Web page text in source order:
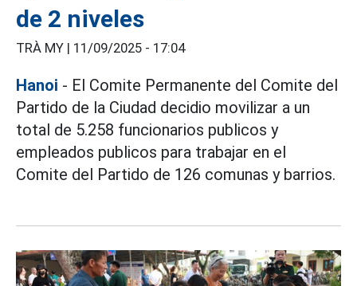
de 2 niveles
TRÀ MY | 11/09/2025 - 17:04
Hanoi - El Comite Permanente del Comite del
Partido de la Ciudad decidio movilizar a un
total de 5.258 funcionarios publicos y
empleados publicos para trabajar en el
Comite del Partido de 126 comunas y barrios.